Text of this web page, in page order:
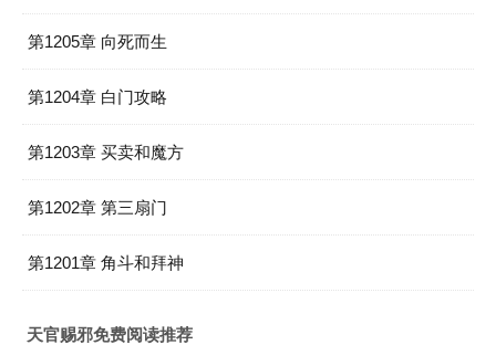
第1205章 向死而生
第1204章 白门攻略
第1203章 买卖和魔方
第1202章 第三扇门
第1201章 角斗和拜神
天官赐邪免费阅读推荐